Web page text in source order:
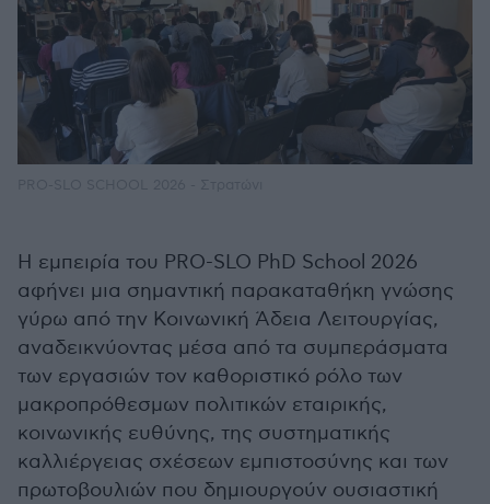
Η εμπειρία του PRO-SLO PhD School 2026
αφήνει μια σημαντική παρακαταθήκη γνώσης
γύρω από την Κοινωνική Άδεια Λειτουργίας,
αναδεικνύοντας μέσα από τα συμπεράσματα
των εργασιών τον καθοριστικό ρόλο των
μακροπρόθεσμων πολιτικών εταιρικής,
κοινωνικής ευθύνης, της συστηματικής
καλλιέργειας σχέσεων εμπιστοσύνης και των
πρωτοβουλιών που δημιουργούν ουσιαστική